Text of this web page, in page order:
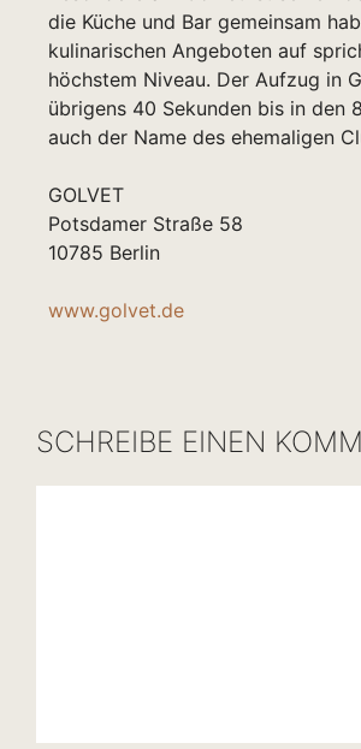
die Küche und Bar gemeinsam
kulinarischen Angeboten auf
höchstem Niveau. Der Aufzug in
übrigens 40 Sekunden bis in den
auch der Name des ehemaligen
GOLVET
Potsdamer Straße 58
10785 Berlin
www.golvet.de
SCHREIBE EINEN